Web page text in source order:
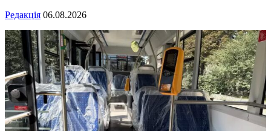
Редакція 06.08.2026